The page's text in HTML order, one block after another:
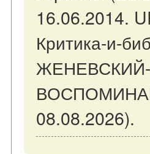
16.06.2014.
Критика-и-
08.08.2026).